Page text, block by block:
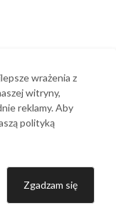
wrażenia z
witryny,
reklamy. Aby
polityką
Zgadzam się